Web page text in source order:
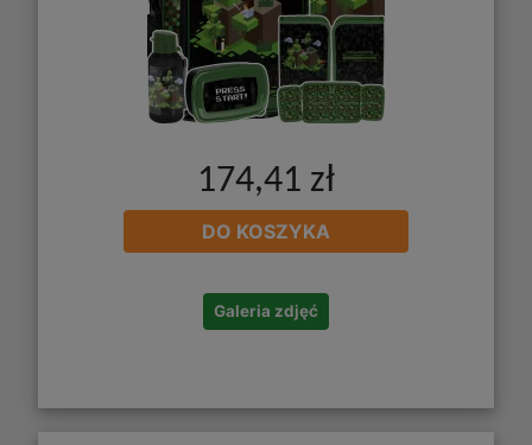
174,41 zł
DO KOSZYKA
Galeria zdjęć